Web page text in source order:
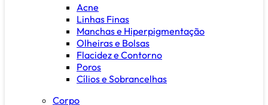
Acne
Linhas Finas
Manchas e Hiperpigmentação
Olheiras e Bolsas
Flacidez e Contorno
Poros
Cílios e Sobrancelhas
Corpo